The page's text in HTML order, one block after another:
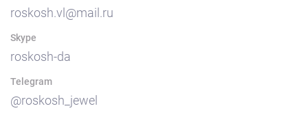
roskosh.vl@mail.ru
Skype
roskosh-da
Telegram
@roskosh_jewel